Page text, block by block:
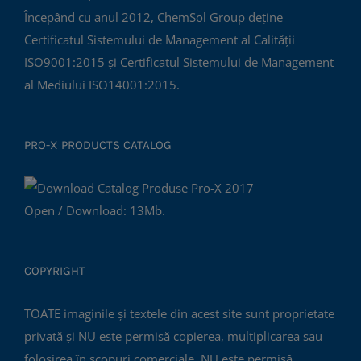
Începând cu anul 2012, ChemSol Group deține
Certificatul Sistemului de Management al Calității
ISO9001:2015 și Certificatul Sistemului de Management
al Mediului ISO14001:2015.
PRO-X PRODUCTS CATALOG
Open / Download: 13Mb.
COPYRIGHT
TOATE imaginile și textele din acest site sunt proprietate
privată și NU este permisă copierea, multiplicarea sau